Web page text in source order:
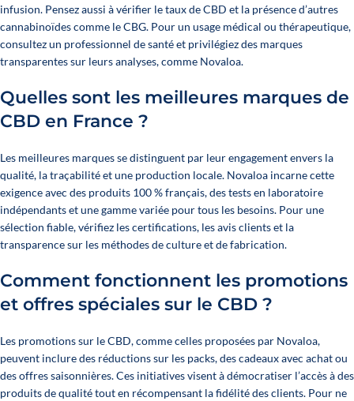
infusion. Pensez aussi à vérifier le taux de CBD et la présence d’autres
cannabinoïdes comme le CBG. Pour un usage médical ou thérapeutique,
consultez un professionnel de santé et privilégiez des marques
transparentes sur leurs analyses, comme Novaloa.
Quelles sont les meilleures marques de
CBD en France ?
Les meilleures marques se distinguent par leur engagement envers la
qualité, la traçabilité et une production locale. Novaloa incarne cette
exigence avec des produits 100 % français, des tests en laboratoire
indépendants et une gamme variée pour tous les besoins. Pour une
sélection fiable, vérifiez les certifications, les avis clients et la
transparence sur les méthodes de culture et de fabrication.
Comment fonctionnent les promotions
et offres spéciales sur le CBD ?
Les promotions sur le CBD, comme celles proposées par Novaloa,
peuvent inclure des réductions sur les packs, des cadeaux avec achat ou
des offres saisonnières. Ces initiatives visent à démocratiser l’accès à des
produits de qualité tout en récompensant la fidélité des clients. Pour ne